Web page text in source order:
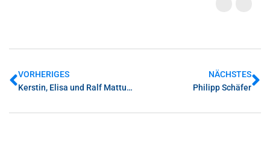
VORHERIGES
Kerstin, Elisa und Ralf Mattuschka
NÄCHSTES
Philipp Schäfer